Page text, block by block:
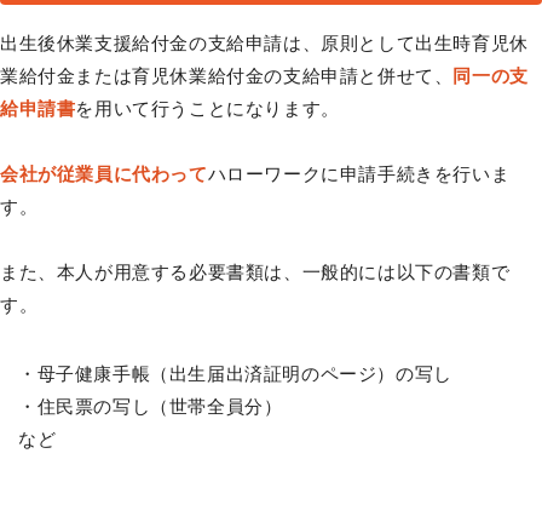
出生後休業支援給付金の支給申請は、原則として出生時育児休
業給付金または育児休業給付金の支給申請と併せて、
同一の支
給申請書を用いて行うことになります。
会社が従業員に代わってハローワークに申請手続きを行いま
す。
また、本人が用意する必要書類は、一般的には以下の書類で
す。
・母子健康手帳（出生届出済証明のページ）の写し
・住民票の写し（世帯全員分）
など